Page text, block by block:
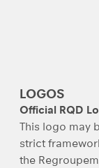
LOGOS
Official RQD
This logo may
strict
the